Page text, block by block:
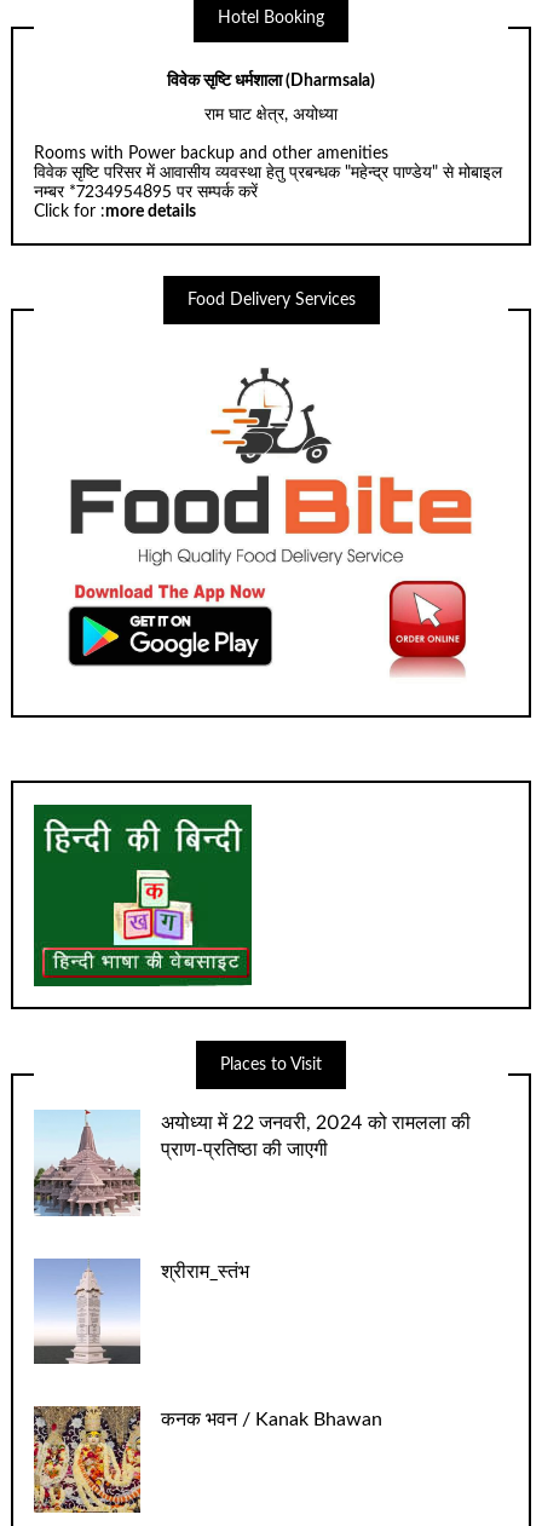
Hotel Booking
विवेक सृष्टि धर्मशाला (Dharmsala)
राम घाट क्षेत्र, अयोध्या
Rooms with Power backup and other amenities
विवेक सृष्टि परिसर में आवासीय व्यवस्था हेतु प्रबन्धक "महेन्द्र पाण्डेय" से मोबाइल
नम्बर *7234954895 पर सम्पर्क करें
Click for :more details
Food Delivery Services
Places to Visit
अयोध्‍या में 22 जनवरी, 2024 को रामलला की
प्राण-प्रतिष्‍ठा की जाएगी
श्रीराम_स्तंभ
कनक भवन / Kanak Bhawan